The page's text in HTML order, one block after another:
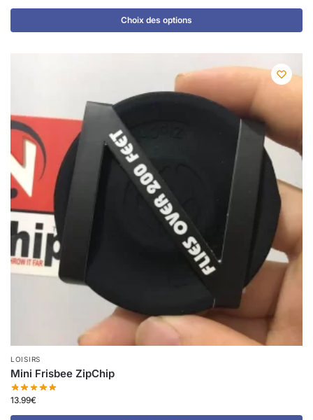
Choix des options
LOISIRS
Mini Frisbee ZipChip
13.99€